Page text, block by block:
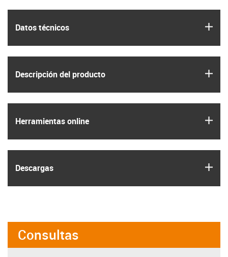
Datos técnicos
Descripción del producto
Herramientas online
Descargas
Consultas